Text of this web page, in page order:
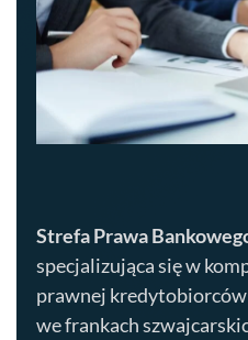
Strefa Prawa
specjalizująca się w
prawnej
we frankach